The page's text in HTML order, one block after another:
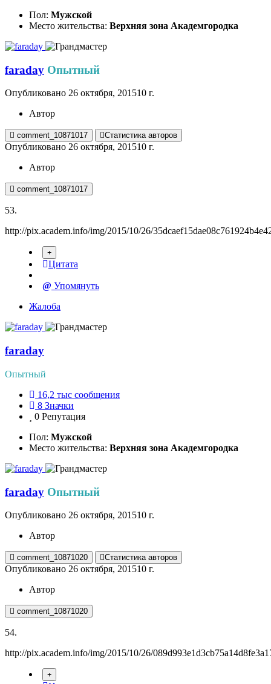
Пол: Мужской
Место жительства: Верхняя зона Академгородка
faraday Опытный
Опубликовано 26 октября, 201510 г.
Автор
comment_10871017 Статистика авторов
Опубликовано 26 октября, 201510 г.
Автор
comment_10871017
53.
http://pix.academ.info/img/2015/10/26/
Цитата
Упомянуть
Жалоба
faraday
Опытный
16,2 тыс сообщения
8 Значки
0 Репутация
Пол: Мужской
Место жительства: Верхняя зона Академгородка
faraday Опытный
Опубликовано 26 октября, 201510 г.
Автор
comment_10871020 Статистика авторов
Опубликовано 26 октября, 201510 г.
Автор
comment_10871020
54.
http://pix.academ.info/img/2015/10/26/